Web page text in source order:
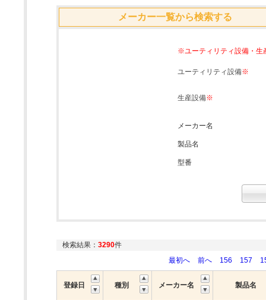
メーカー一覧から検索する
※ユーティリティ設備・生
ユーティリティ設備※
生産設備※
メーカー名
製品名
型番
検索結果： 3290件
最初へ
前へ 156 157
登録日 種別 メーカー名 製品名